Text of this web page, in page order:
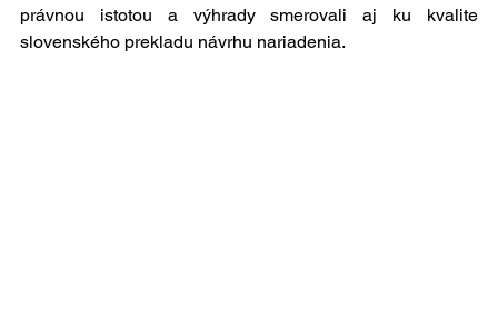
právnou istotou a výhrady smerovali aj ku kvalite
slovenského prekladu návrhu nariadenia.